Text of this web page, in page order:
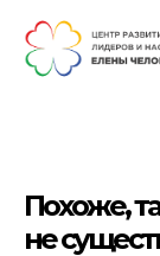
Похоже,
не